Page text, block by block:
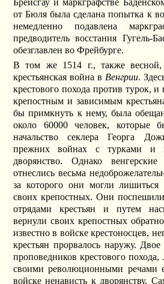
Брейсгау и маркграфстве
от Бюля была сделана попытка к
немедленно подавлена
предводитель восстания Гугель-
обезглавлен во Фрейбурге.
В том же 1514 г., также весной,
крестьянская война в Венгрии.
крестового похода против турок,
крепостным и зависимым
бы примкнуть к нему, была
около 60000 человек, которые
начальство секлера Георга
прежних войнах с турками и
дворянство. Однако
отнеслись весьма
за которого они могли лишиться
своих крепостных. Они
отрядами крестьян и путем
вернули своих крепостных
известно в войске крестоносцев,
крестьян прорвалось наружу.
проповедников крестового
своими революционными речами
войске ненависть к дворянству.